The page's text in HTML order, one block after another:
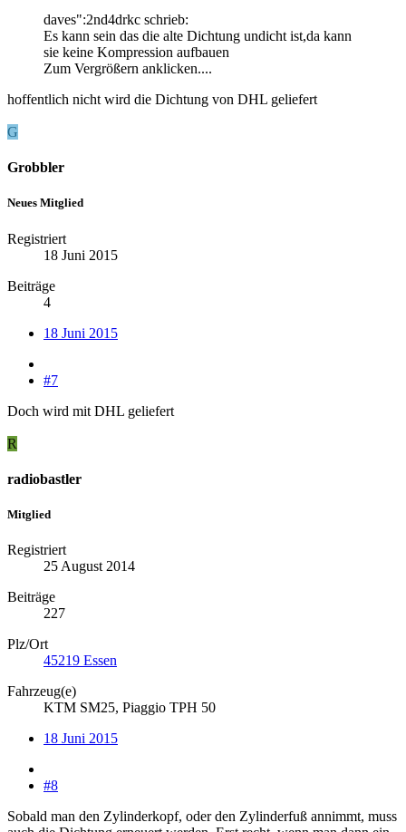
daves":2nd4drkc schrieb:
Es kann sein das die alte Dichtung undicht ist,da kann
sie keine Kompression aufbauen
Zum Vergrößern anklicken....
hoffentlich nicht wird die Dichtung von DHL geliefert
G
Grobbler
Neues Mitglied
Registriert
18 Juni 2015
Beiträge
4
18 Juni 2015
#7
Doch wird mit DHL geliefert
R
radiobastler
Mitglied
Registriert
25 August 2014
Beiträge
227
Plz/Ort
45219 Essen
Fahrzeug(e)
KTM SM25, Piaggio TPH 50
18 Juni 2015
#8
Sobald man den Zylinderkopf, oder den Zylinderfuß annimmt, muss